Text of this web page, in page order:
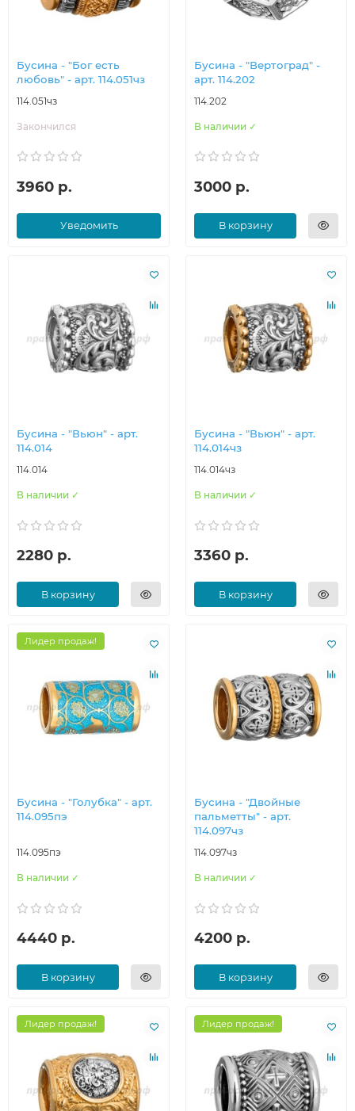
Бусина - "Бог есть
любовь" - арт. 114.051чз
114.051чз
Закончился
3960 р.
Уведомить
Бусина - "Вертоград" -
арт. 114.202
114.202
В наличии ✓
3000 р.
В корзину
Бусина - "Вьюн" - арт.
114.014
114.014
В наличии ✓
2280 р.
В корзину
Бусина - "Вьюн" - арт.
114.014чз
114.014чз
В наличии ✓
3360 р.
В корзину
Лидер продаж!
Бусина - "Голубка" - арт.
114.095пэ
114.095пэ
В наличии ✓
4440 р.
В корзину
Бусина - "Двойные
пальметты" - арт.
114.097чз
114.097чз
В наличии ✓
4200 р.
В корзину
Лидер продаж! Лидер продаж!